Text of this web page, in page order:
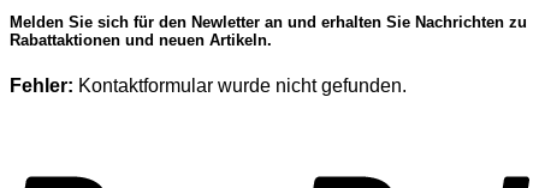
Melden Sie sich für den Newletter an und erhalten Sie Nachrichten zu
Rabattaktionen und neuen Artikeln.
Fehler: Kontaktformular wurde nicht gefunden.